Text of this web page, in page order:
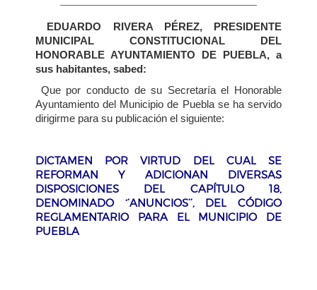
EDUARDO RIVERA PÉREZ, PRESIDENTE
MUNICIPAL CONSTITUCIONAL DEL
HONORABLE AYUNTAMIENTO DE PUEBLA, a
sus habitantes, sabed:
Que por conducto de su Secretaría el Honorable
Ayuntamiento del Municipio de Puebla se ha servido
dirigirme para su publicación el siguiente:
DICTAMEN POR VIRTUD DEL CUAL SE
REFORMAN Y ADICIONAN DIVERSAS
DISPOSICIONES DEL CAPÍTULO 18,
DENOMINADO ‘’ANUNCIOS’’, DEL CÓDIGO
REGLAMENTARIO PARA EL MUNICIPIO DE
PUEBLA